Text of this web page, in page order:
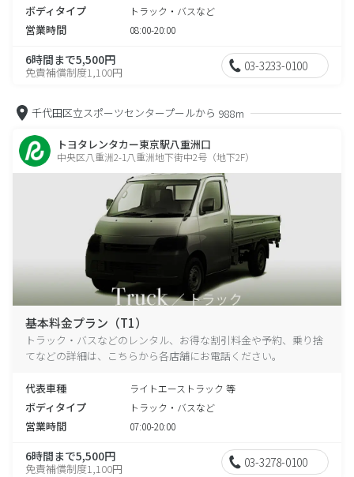
ボディタイプ トラック・バスなど
営業時間 08:00-20:00
6時間まで5,500円
免責補償制度1,100円 03-3233-0100
千代田区立スポーツセンタープールから 988m
トヨタレンタカー東京駅八重洲口
中央区八重洲2-1八重洲地下街中2号（地下2F）
基本料金プラン（T1）
トラック・バスなどのレンタル、お得な割引料金や予約、乗り捨
てなどの詳細は、こちらから各店舗にお電話ください。
代表車種 ライトエーストラック 等
ボディタイプ トラック・バスなど
営業時間 07:00-20:00
6時間まで5,500円
免責補償制度1,100円 03-3278-0100